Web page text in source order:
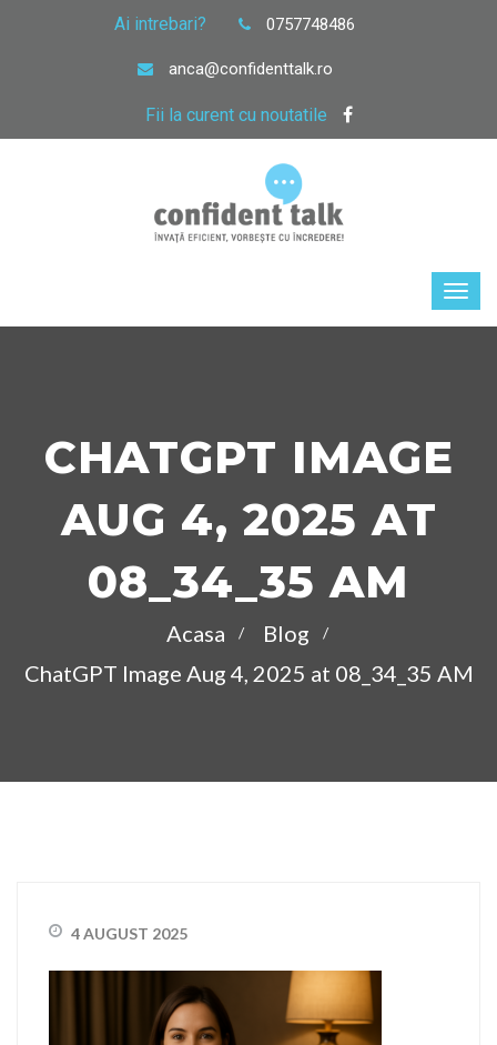
Ai intrebari? 0757748486
anca@confidenttalk.ro
Fii la curent cu noutatile
CHATGPT IMAGE
AUG 4, 2025 AT
08_34_35 AM
Acasa
Blog
ChatGPT Image Aug 4, 2025 at 08_34_35 AM
4 AUGUST 2025